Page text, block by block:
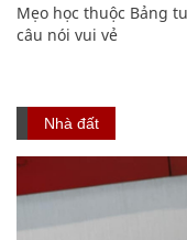
Mẹo học thuộc Bảng
câu nói vui vẻ
Nhà đất